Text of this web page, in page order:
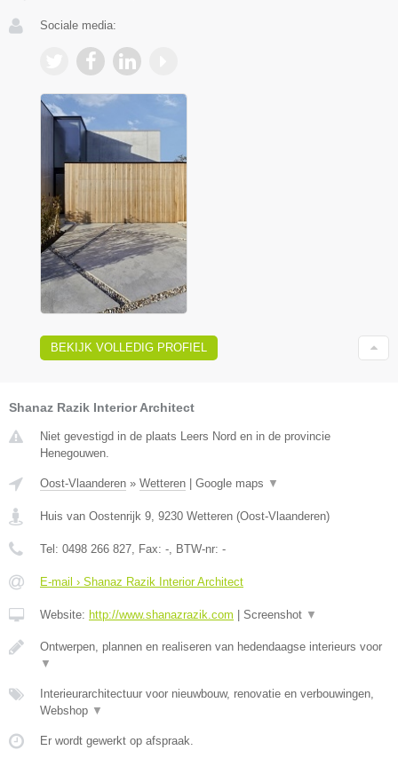
Sociale media:
BEKIJK VOLLEDIG PROFIEL
Shanaz Razik Interior Architect
Niet gevestigd in de plaats Leers Nord en in de provincie
Henegouwen.
Oost-Vlaanderen » Wetteren | Google maps ▼
Huis van Oostenrijk 9 9230 Wetteren (Oost-Vlaanderen)
Tel: 0498 266 827 , Fax: - , BTW-nr: -
E-mail › Shanaz Razik Interior Architect
Website: http://www.shanazrazik.com | Screenshot ▼
Ontwerpen, plannen en realiseren van hedendaagse interieurs voor
▼
Interieurarchitectuur voor nieuwbouw, renovatie en verbouwingen,
Webshop ▼
Er wordt gewerkt op afspraak.